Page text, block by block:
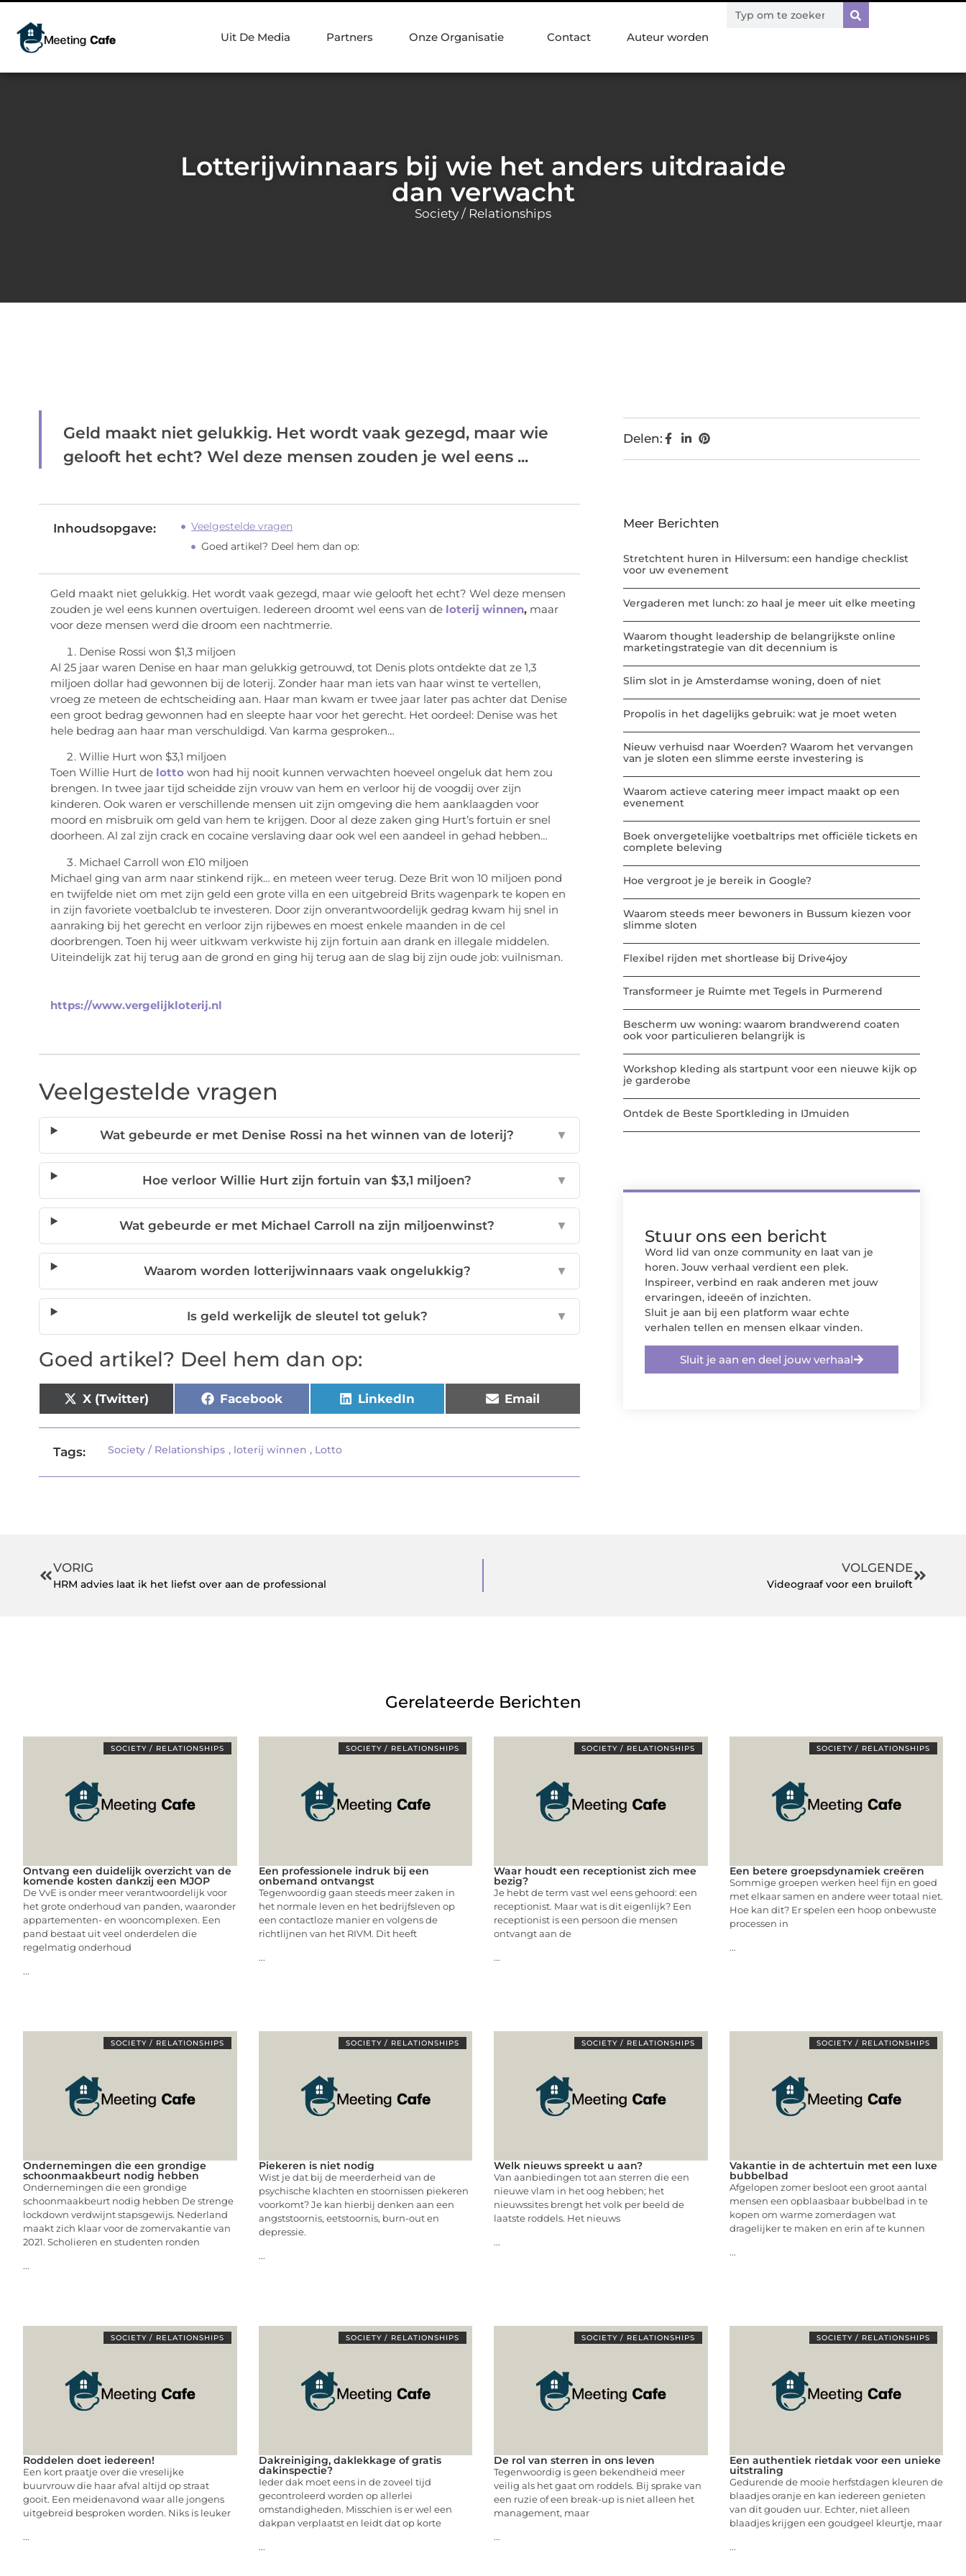
Uit De Media Partners Onze Organisatie Contact Auteur worden
Lotterijwinnaars bij wie het anders uitdraaide
dan verwacht
Society / Relationships
Geld maakt niet gelukkig. Het wordt vaak gezegd, maar wie
gelooft het echt? Wel deze mensen zouden je wel eens ...
Inhoudsopgave:
Veelgestelde vragen
Goed artikel? Deel hem dan op:
Geld maakt niet gelukkig. Het wordt vaak gezegd, maar wie gelooft het echt? Wel deze mensen
zouden je wel eens kunnen overtuigen. Iedereen droomt wel eens van de loterij winnen, maar
voor deze mensen werd die droom een nachtmerrie.
Denise Rossi won $1,3 miljoen
Al 25 jaar waren Denise en haar man gelukkig getrouwd, tot Denis plots ontdekte dat ze 1,3
miljoen dollar had gewonnen bij de loterij. Zonder haar man iets van haar winst te vertellen,
vroeg ze meteen de echtscheiding aan. Haar man kwam er twee jaar later pas achter dat Denise
een groot bedrag gewonnen had en sleepte haar voor het gerecht. Het oordeel: Denise was het
hele bedrag aan haar man verschuldigd. Van karma gesproken…
Willie Hurt won $3,1 miljoen
Toen Willie Hurt de lottowon had hij nooit kunnen verwachten hoeveel ongeluk dat hem zou
brengen. In twee jaar tijd scheidde zijn vrouw van hem en verloor hij de voogdij over zijn
kinderen. Ook waren er verschillende mensen uit zijn omgeving die hem aanklaagden voor
moord en misbruik om geld van hem te krijgen. Door al deze zaken ging Hurt’s fortuin er snel
doorheen. Al zal zijn crack en cocaïne verslaving daar ook wel een aandeel in gehad hebben…
Michael Carroll won £10 miljoen
Michael ging van arm naar stinkend rijk… en meteen weer terug. Deze Brit won 10 miljoen pond
en twijfelde niet om met zijn geld een grote villa en een uitgebreid Brits wagenpark te kopen en
in zijn favoriete voetbalclub te investeren. Door zijn onverantwoordelijk gedrag kwam hij snel in
aanraking bij het gerecht en verloor zijn rijbewes en moest enkele maanden in de cel
doorbrengen. Toen hij weer uitkwam verkwiste hij zijn fortuin aan drank en illegale middelen.
Uiteindelijk zat hij terug aan de grond en ging hij terug aan de slag bij zijn oude job: vuilnisman.
https://www.vergelijkloterij.nl
Veelgestelde vragen
Wat gebeurde er met Denise Rossi na het winnen van de loterij? ▼
Hoe verloor Willie Hurt zijn fortuin van $3,1 miljoen? ▼
Wat gebeurde er met Michael Carroll na zijn miljoenwinst? ▼
Waarom worden lotterijwinnaars vaak ongelukkig? ▼
Is geld werkelijk de sleutel tot geluk? ▼
Goed artikel? Deel hem dan op:
X (Twitter) Facebook LinkedIn Email
Tags: Society / Relationships , loterij winnen , Lotto
Delen:
Meer Berichten
Stretchtent huren in Hilversum: een handige checklist
voor uw evenement
Vergaderen met lunch: zo haal je meer uit elke meeting
Waarom thought leadership de belangrijkste online
marketingstrategie van dit decennium is
Slim slot in je Amsterdamse woning, doen of niet
Propolis in het dagelijks gebruik: wat je moet weten
Nieuw verhuisd naar Woerden? Waarom het vervangen
van je sloten een slimme eerste investering is
Waarom actieve catering meer impact maakt op een
evenement
Boek onvergetelijke voetbaltrips met officiële tickets en
complete beleving
Hoe vergroot je je bereik in Google?
Waarom steeds meer bewoners in Bussum kiezen voor
slimme sloten
Flexibel rijden met shortlease bij Drive4joy
Transformeer je Ruimte met Tegels in Purmerend
Bescherm uw woning: waarom brandwerend coaten
ook voor particulieren belangrijk is
Workshop kleding als startpunt voor een nieuwe kijk op
je garderobe
Ontdek de Beste Sportkleding in IJmuiden
Stuur ons een bericht
Word lid van onze community en laat van je
horen. Jouw verhaal verdient een plek.
Inspireer, verbind en raak anderen met jouw
ervaringen, ideeën of inzichten.
Sluit je aan bij een platform waar echte
verhalen tellen en mensen elkaar vinden.
Sluit je aan en deel jouw verhaal
VORIG
HRM advies laat ik het liefst over aan de professional
VOLGENDE
Videograaf voor een bruiloft
Gerelateerde Berichten
SOCIETY / RELATIONSHIPS
Ontvang een duidelijk overzicht van de
komende kosten dankzij een MJOP
De VvE is onder meer verantwoordelijk voor
het grote onderhoud van panden, waaronder
appartementen- en wooncomplexen. Een
pand bestaat uit veel onderdelen die
regelmatig onderhoud
...
SOCIETY / RELATIONSHIPS
Een professionele indruk bij een
onbemand ontvangst
Tegenwoordig gaan steeds meer zaken in
het normale leven en het bedrijfsleven op
een contactloze manier en volgens de
richtlijnen van het RIVM. Dit heeft
...
SOCIETY / RELATIONSHIPS
Waar houdt een receptionist zich mee
bezig?
Je hebt de term vast wel eens gehoord: een
receptionist. Maar wat is dit eigenlijk? Een
receptionist is een persoon die mensen
ontvangt aan de
...
SOCIETY / RELATIONSHIPS
Een betere groepsdynamiek creëren
Sommige groepen werken heel fijn en goed
met elkaar samen en andere weer totaal niet.
Hoe kan dit? Er spelen een hoop onbewuste
processen in
...
SOCIETY / RELATIONSHIPS
Ondernemingen die een grondige
schoonmaakbeurt nodig hebben
Ondernemingen die een grondige
schoonmaakbeurt nodig hebben De strenge
lockdown verdwijnt stapsgewijs. Nederland
maakt zich klaar voor de zomervakantie van
2021. Scholieren en studenten ronden
...
SOCIETY / RELATIONSHIPS
Piekeren is niet nodig
Wist je dat bij de meerderheid van de
psychische klachten en stoornissen piekeren
voorkomt? Je kan hierbij denken aan een
angststoornis, eetstoornis, burn-out en
depressie.
...
SOCIETY / RELATIONSHIPS
Welk nieuws spreekt u aan?
Van aanbiedingen tot aan sterren die een
nieuwe vlam in het oog hebben; het
nieuwssites brengt het volk per beeld de
laatste roddels. Het nieuws
...
SOCIETY / RELATIONSHIPS
Vakantie in de achtertuin met een luxe
bubbelbad
Afgelopen zomer besloot een groot aantal
mensen een opblaasbaar bubbelbad in te
kopen om warme zomerdagen wat
dragelijker te maken en erin af te kunnen
...
SOCIETY / RELATIONSHIPS
Roddelen doet iedereen!
Een kort praatje over die vreselijke
buurvrouw die haar afval altijd op straat
gooit. Een meidenavond waar alle jongens
uitgebreid besproken worden. Niks is leuker
...
SOCIETY / RELATIONSHIPS
Dakreiniging, daklekkage of gratis
dakinspectie?
Ieder dak moet eens in de zoveel tijd
gecontroleerd worden op allerlei
omstandigheden. Misschien is er wel een
dakpan verplaatst en leidt dat op korte
...
SOCIETY / RELATIONSHIPS
De rol van sterren in ons leven
Tegenwoordig is geen bekendheid meer
veilig als het gaat om roddels. Bij sprake van
een ruzie of een break-up is niet alleen het
management, maar
...
SOCIETY / RELATIONSHIPS
Een authentiek rietdak voor een unieke
uitstraling
Gedurende de mooie herfstdagen kleuren de
blaadjes oranje en kan iedereen genieten
van dit gouden uur. Echter, niet alleen
blaadjes krijgen een goudgeel kleurtje, maar
...